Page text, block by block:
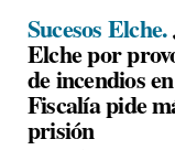
Sucesos Elche.
Elche por
de incendios
Fiscalía pide
prisión